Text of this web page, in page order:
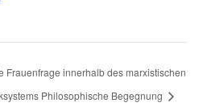
Frauenfrage innerhalb des marxistischen
Philosophische Begegnung